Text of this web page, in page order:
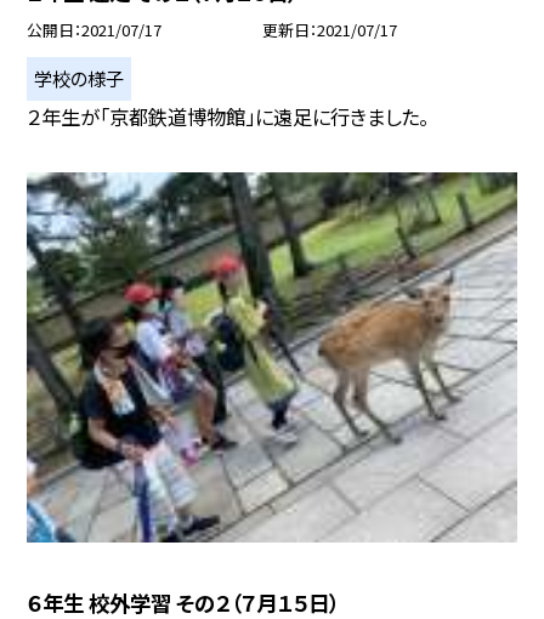
公開日 2021/07/17 更新日 2021/07/17
学校の様子
２年生が「京都鉄道博物館」に遠足に行きました。
６年生 校外学習 その２（７月１５日）